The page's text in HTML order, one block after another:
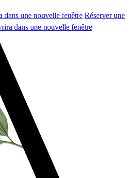
dans une nouvelle fenêtre Réserver une
dans une nouvelle fenêtre